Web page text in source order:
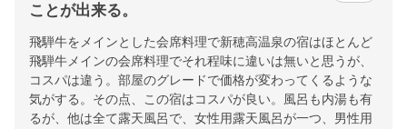
ことが出来る。
飛騨牛をメインとした会席料理で新穂高温泉の宿はほとんど
飛騨牛メインの会席料理でそれ程味に違いは無いと思うが、
コスパは違う。部屋のグレードで価格が変わってくるような
気がする。その点、この宿はコスパが良い。風呂も内湯も有
るが、他は全て露天風呂で、女性用露天風呂が一つ、男性用